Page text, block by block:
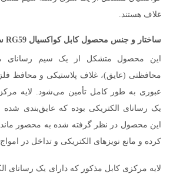
غلاف هستند.
ساختار و جنس محصول کابل کواکسیال RG59 سیمیا
این محصول متشکل از یک سیم رسانای
محافظتی (عایق)، غلاف پلاستیکی و محافظ
عبوری به طور کامل تأمین می‌شود. لایه
یک رسانای الکتریکی بوده که عایق‌بندی
این محصول در نظر گرفته شده به محصور
کرده و مانع نویزهای الکتریکی و تداخل در
لایه مرکزی کابل مذکور که دارای یک رسانای